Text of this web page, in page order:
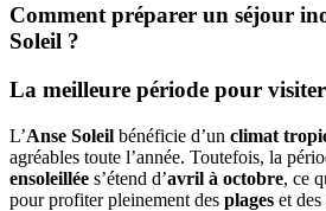
Comment préparer un séjour
Soleil ?
La meilleure période pour
L’Anse Soleil bénéficie d’un climat
agréables toute l’année. Toutefois, la
ensoleillée s’étend d’avril à octobre, ce
pour profiter pleinement des plages et des